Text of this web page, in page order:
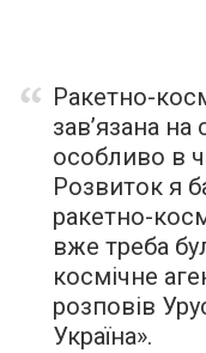
Ракетно-
зав’язана на
особливо в
Розвиток я
ракетно-
вже треба
космічне
розповів
Україна».